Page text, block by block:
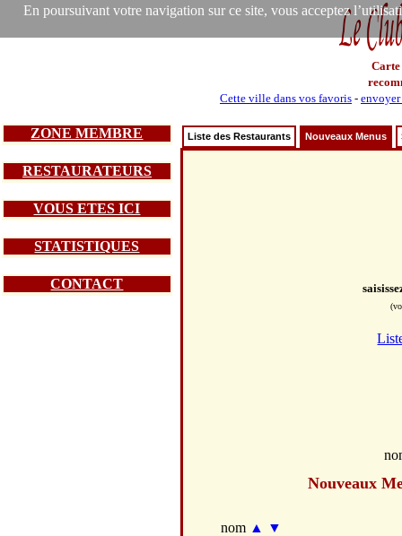
En poursuivant votre navigation sur ce site, vous acceptez
Carte
Cette ville dans vos favoris -
ZONE MEMBRE
RESTAURATEURS
VOUS ETES ICI
STATISTIQUES
CONTACT
Liste des Restaurants Nouveaux Menus
Nouveaux
nom ▲ ▼